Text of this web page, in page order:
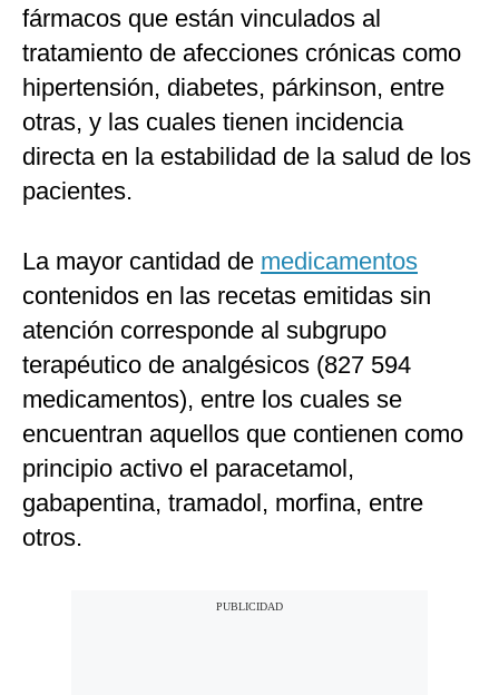
fármacos que están vinculados al
tratamiento de afecciones crónicas como
hipertensión, diabetes, párkinson, entre
otras, y las cuales tienen incidencia
directa en la estabilidad de la salud de los
pacientes.
La mayor cantidad de medicamentos
contenidos en las recetas emitidas sin
atención corresponde al subgrupo
terapéutico de analgésicos (827 594
medicamentos), entre los cuales se
encuentran aquellos que contienen como
principio activo el paracetamol,
gabapentina, tramadol, morfina, entre
otros.